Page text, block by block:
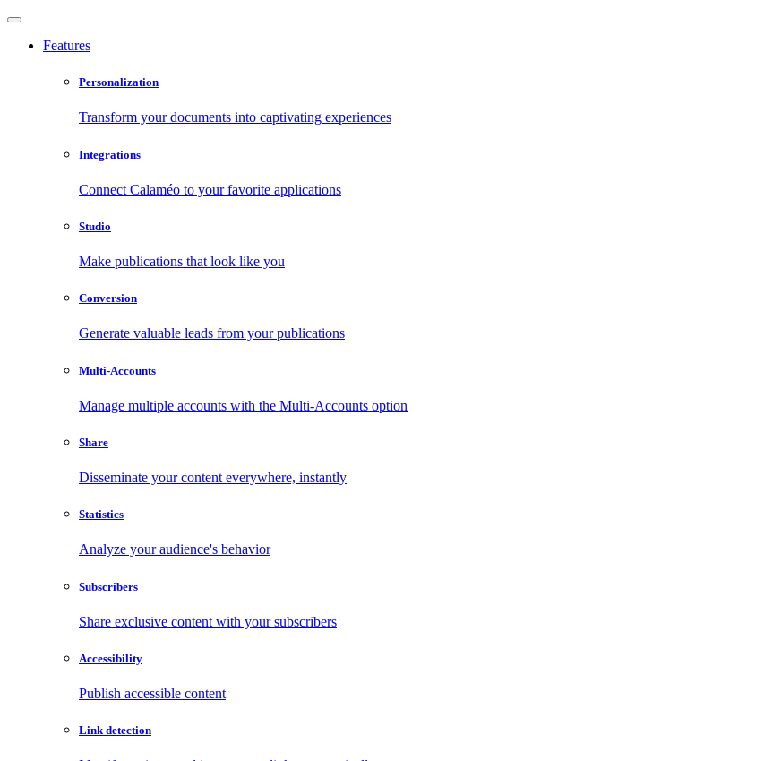
Features
Personalization
Transform your documents into captivating experiences
Integrations
Connect Calaméo to your favorite applications
Studio
Make publications that look like you
Conversion
Generate valuable leads from your publications
Multi-Accounts
Manage multiple accounts with the Multi-Accounts option
Share
Disseminate your content everywhere, instantly
Statistics
Analyze your audience's behavior
Subscribers
Share exclusive content with your subscribers
Accessibility
Publish accessible content
Link detection